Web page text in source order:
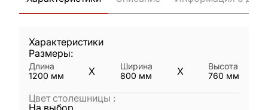
Характеристики
Размеры:
Длина
1200 мм X
Ширина
800 мм X
Высота
760 мм
Цвет столешницы :
На выбор